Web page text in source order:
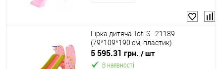
Гірка дитяча Toti S - 21189
(79*109*190 см, пластик)
5 595.31 грн. / шт
В наявності